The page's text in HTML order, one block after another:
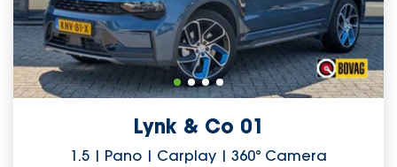
Lynk & Co 01
1.5 | Pano | Carplay | 360° Camera